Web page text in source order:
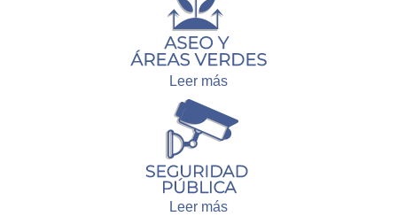
Leer más
Leer más